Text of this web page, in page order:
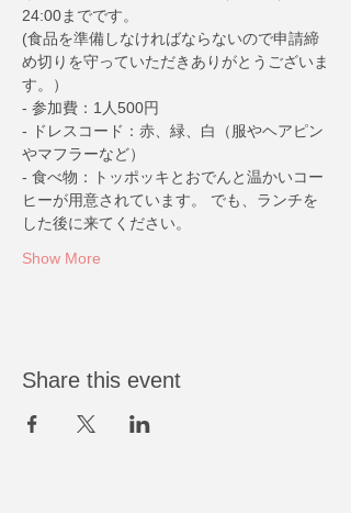
24:00までです。
(食品を準備しなければならないので申請締
め切りを守っていただきありがとうございま
す。）
- 参加費：1人500円
- ドレスコード：赤、緑、白（服やヘアピン
やマフラーなど）
- 食べ物：トッポッキとおでんと温かいコー
ヒーが用意されています。 でも、ランチを
した後に来てください。
Show More
Share this event